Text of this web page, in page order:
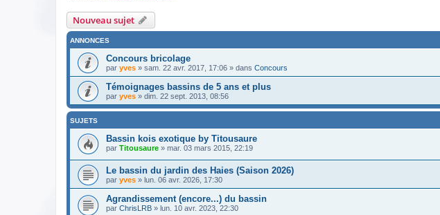
Nouveau sujet
ANNONCES
Concours bricolage
par yves » sam. 22 avr. 2017, 17:06 » dans Concours
Témoignages bassins de 5 ans et plus
par yves » dim. 22 sept. 2013, 08:56
SUJETS
Bassin kois exotique by Titousaure
par Titousaure » mar. 03 mars 2015, 22:19
Le bassin du jardin des Haies (Saison 2026)
par yves » lun. 06 avr. 2026, 17:30
Agrandissement (encore...) du bassin
par ChrisLRB » lun. 10 avr. 2023, 22:30